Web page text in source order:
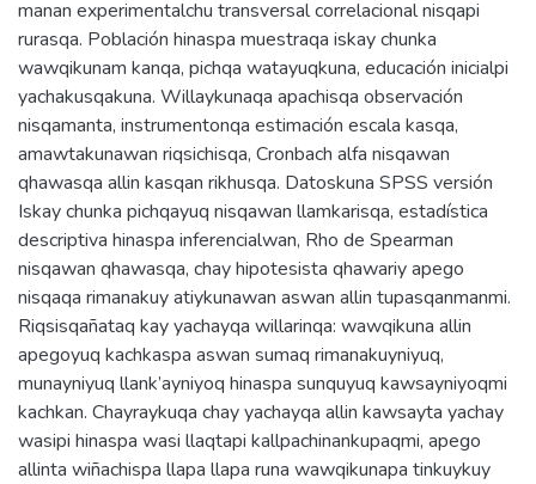
manan experimentalchu transversal correlacional nisqapi
rurasqa. Población hinaspa muestraqa iskay chunka
wawqikunam kanqa, pichqa watayuqkuna, educación inicialpi
yachakusqakuna. Willaykunaqa apachisqa observación
nisqamanta, instrumentonqa estimación escala kasqa,
amawtakunawan riqsichisqa, Cronbach alfa nisqawan
qhawasqa allin kasqan rikhusqa. Datoskuna SPSS versión
Iskay chunka pichqayuq nisqawan llamkarisqa, estadística
descriptiva hinaspa inferencialwan, Rho de Spearman
nisqawan qhawasqa, chay hipotesista qhawariy apego
nisqaqa rimanakuy atiykunawan aswan allin tupasqanmanmi.
Riqsisqañataq kay yachayqa willarinqa: wawqikuna allin
apegoyuq kachkaspa aswan sumaq rimanakuyniyuq,
munayniyuq llank’ayniyoq hinaspa sunquyuq kawsayniyoqmi
kachkan. Chayraykuqa chay yachayqa allin kawsayta yachay
wasipi hinaspa wasi llaqtapi kallpachinankupaqmi, apego
allinta wiñachispa llapa llapa runa wawqikunapa tinkuykuy